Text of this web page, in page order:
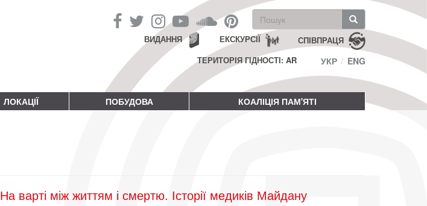
Пошукова
форма
Пошук СПІВПРАЦЯ
ЕКСКУРСІЇ
ВИДАННЯ
ТЕРИТОРІЯ ГІДНОСТІ: AR
УКР ENG
ЛОКАЦІЇ ПОБУДОВА КОАЛІЦІЯ ПАМ'ЯТІ
На варті між життям і смертю. Історії медиків Майдану